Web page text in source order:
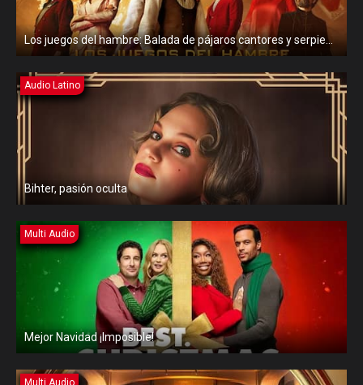
Los juegos del hambre: Balada de pájaros cantores y serpientes
Audio Latino
Bihter, pasión oculta
Multi Audio
Mejor Navidad ¡Imposible!